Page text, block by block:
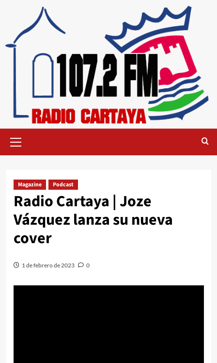
Magazine Podcast
Radio Cartaya | Joze
Vázquez lanza su nueva
cover
1 de febrero de 2023 0